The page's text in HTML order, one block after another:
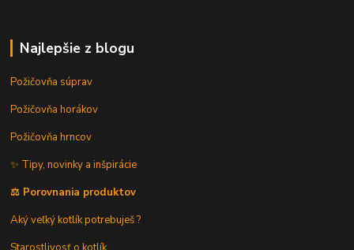
Najlepšie z blogu
Požičovňa súprav
Požičovňa horákov
Požičovňa hrncov
✨ Tipy, novinky a inšpirácie
⚖️ Porovnania produktov
Aký veľký kotlík potrebuješ ?